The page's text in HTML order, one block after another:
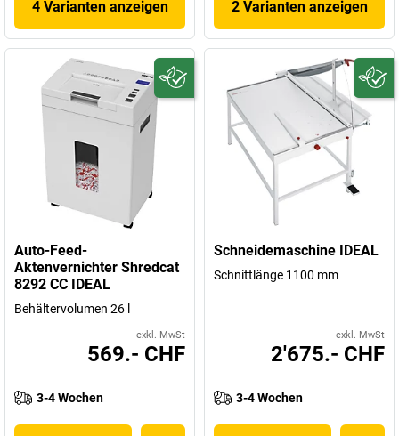
4 Varianten anzeigen 2 Varianten anzeigen
Auto-Feed-
Aktenvernichter Shredcat
8292 CC IDEAL
Behältervolumen 26 l
exkl. MwSt
569.- CHF
3-4 Wochen
Schneidemaschine IDEAL
Schnittlänge 1100 mm
exkl. MwSt
2'675.- CHF
3-4 Wochen